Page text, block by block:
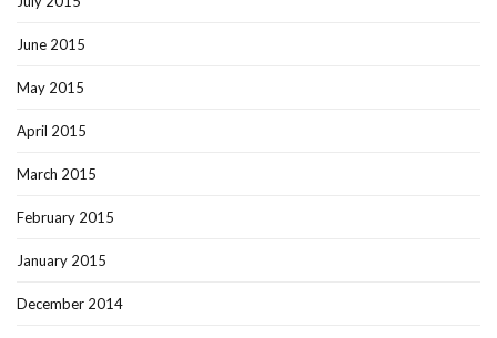
June 2015
May 2015
April 2015
March 2015
February 2015
January 2015
December 2014